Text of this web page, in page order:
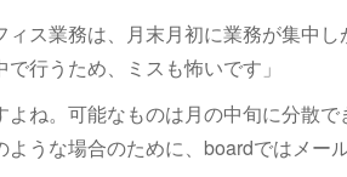
ィス業務は、月末月初に業務が集中
行うため、ミスも怖いです」
よね。可能なものは月の中旬に分散
うな場合のために、boardではメー